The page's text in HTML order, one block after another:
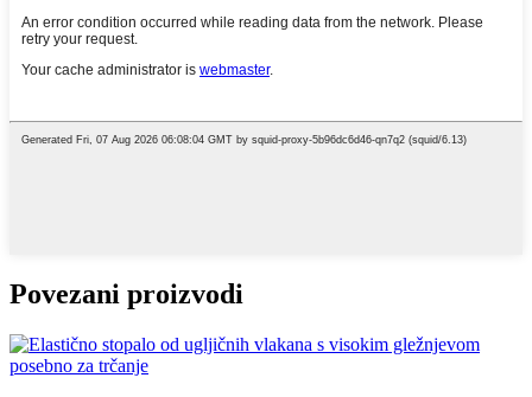
Povezani proizvodi